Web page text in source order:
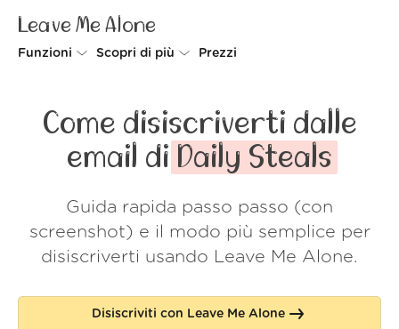
Leave Me Alone
Funzioni
Spam Blocker
Scopri di più
Come funziona
Sicurezza
Wall of Love
Accedi
Prezzi
Come disiscriverti dalle
email di Daily Steals
Guida rapida passo passo (con
screenshot) e il modo più semplice per
disiscriverti usando Leave Me Alone.
Disiscriviti con Leave Me Alone